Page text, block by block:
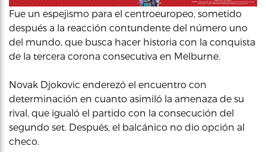
Fue un espejismo para el centroeuropeo, sometido
después a la reacción contundente del número uno
del mundo, que busca hacer historia con la conquista
de la tercera corona consecutiva en Melburne.
Novak Djokovic enderezó el encuentro con
determinación en cuanto asimiló la amenaza de su
rival, que igualó el partido con la consecución del
segundo set. Después, el balcánico no dio opción al
checo.